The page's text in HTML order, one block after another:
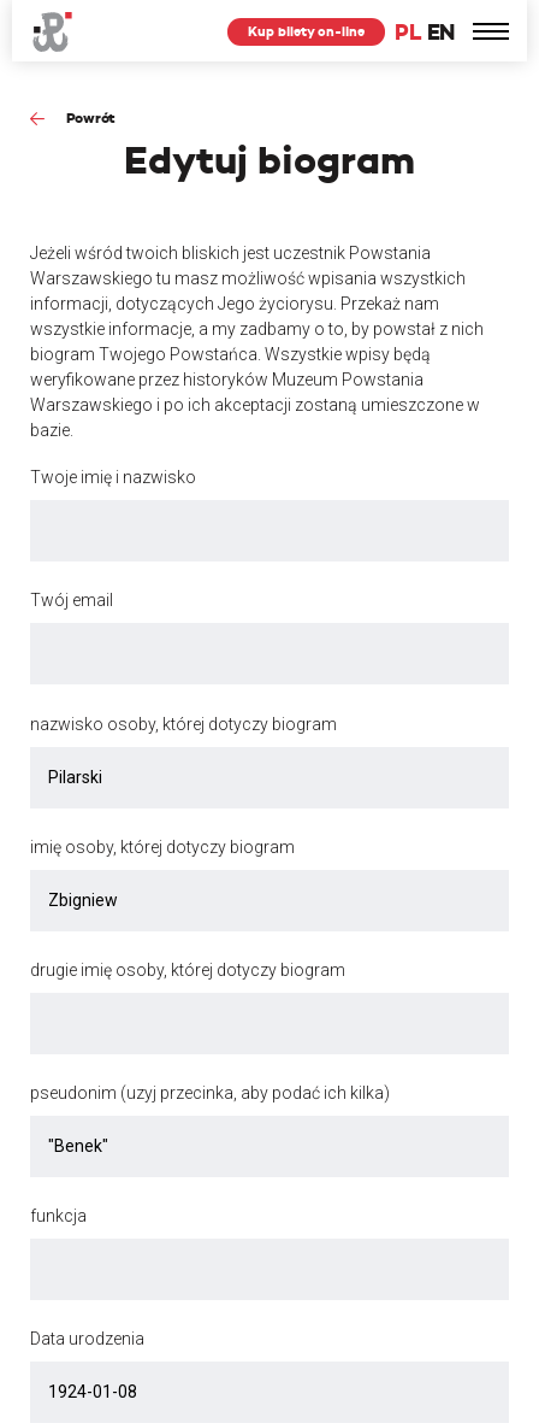
PL EN
Kup bilety on-line
Powrót
Edytuj biogram
Jeżeli wśród twoich bliskich jest uczestnik Powstania
Warszawskiego tu masz możliwość wpisania wszystkich
informacji, dotyczących Jego życiorysu. Przekaż nam
wszystkie informacje, a my zadbamy o to, by powstał z nich
biogram Twojego Powstańca. Wszystkie wpisy będą
weryfikowane przez historyków Muzeum Powstania
Warszawskiego i po ich akceptacji zostaną umieszczone w
bazie.
Twoje imię i nazwisko
Twój email
nazwisko osoby, której dotyczy biogram
imię osoby, której dotyczy biogram
drugie imię osoby, której dotyczy biogram
pseudonim (uzyj przecinka, aby podać ich kilka)
funkcja
Data urodzenia